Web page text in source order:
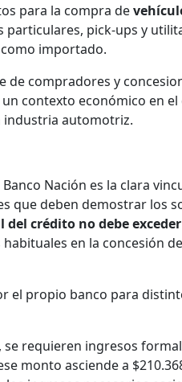
para la compra de
pick-ups y
importado.
de compradores y
contexto económico en el
industria automotriz.
Nación es la clara
que deben demostrar los
crédito no debe exceder
en la concesión
el propio banco para
requieren ingresos
monto asciende a